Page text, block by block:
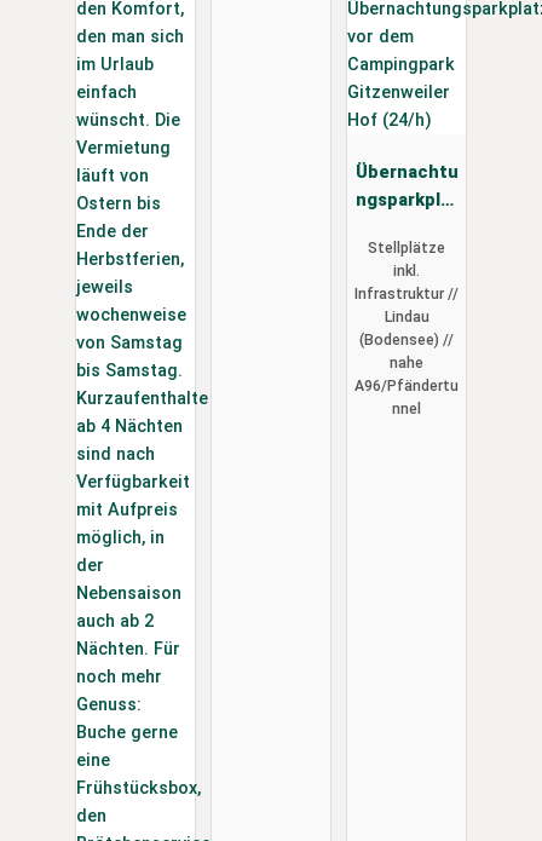
Übernachtu
ngsparkplat
Campingpar
Gitzenweile
r Hof (24/h)
Stellplätze
inkl.
Infrastruktur //
Lindau
(Bodensee) //
nahe
A96/Pfändertu
nnel